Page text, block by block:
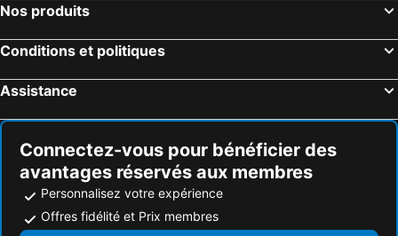
Nos produits
Conditions et politiques
Assistance
Connectez-vous pour bénéficier des
avantages réservés aux membres
Personnalisez votre expérience
Offres fidélité et Prix membres